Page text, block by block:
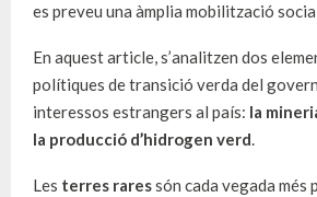
es preveu una àmplia mobilització
En aquest article, s’analitzen dos
polítiques de transició verda del
interessos estrangers al país: la
la producció d’hidrogen verd.
Les terres raressón cada vegada més